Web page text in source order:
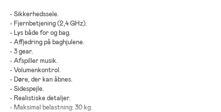
- Sikkerhedssele.
- Fjernbetjening (2,4 GHz).
- Lys både for og bag.
- Affjedring på baghjulene.
- 3 gear.
- Afspiller musik.
- Volumenkontrol.
- Døre, der kan åbnes.
- Sidespejle.
- Realistiske detaljer.
- Maksimal belastning: 30 kg.